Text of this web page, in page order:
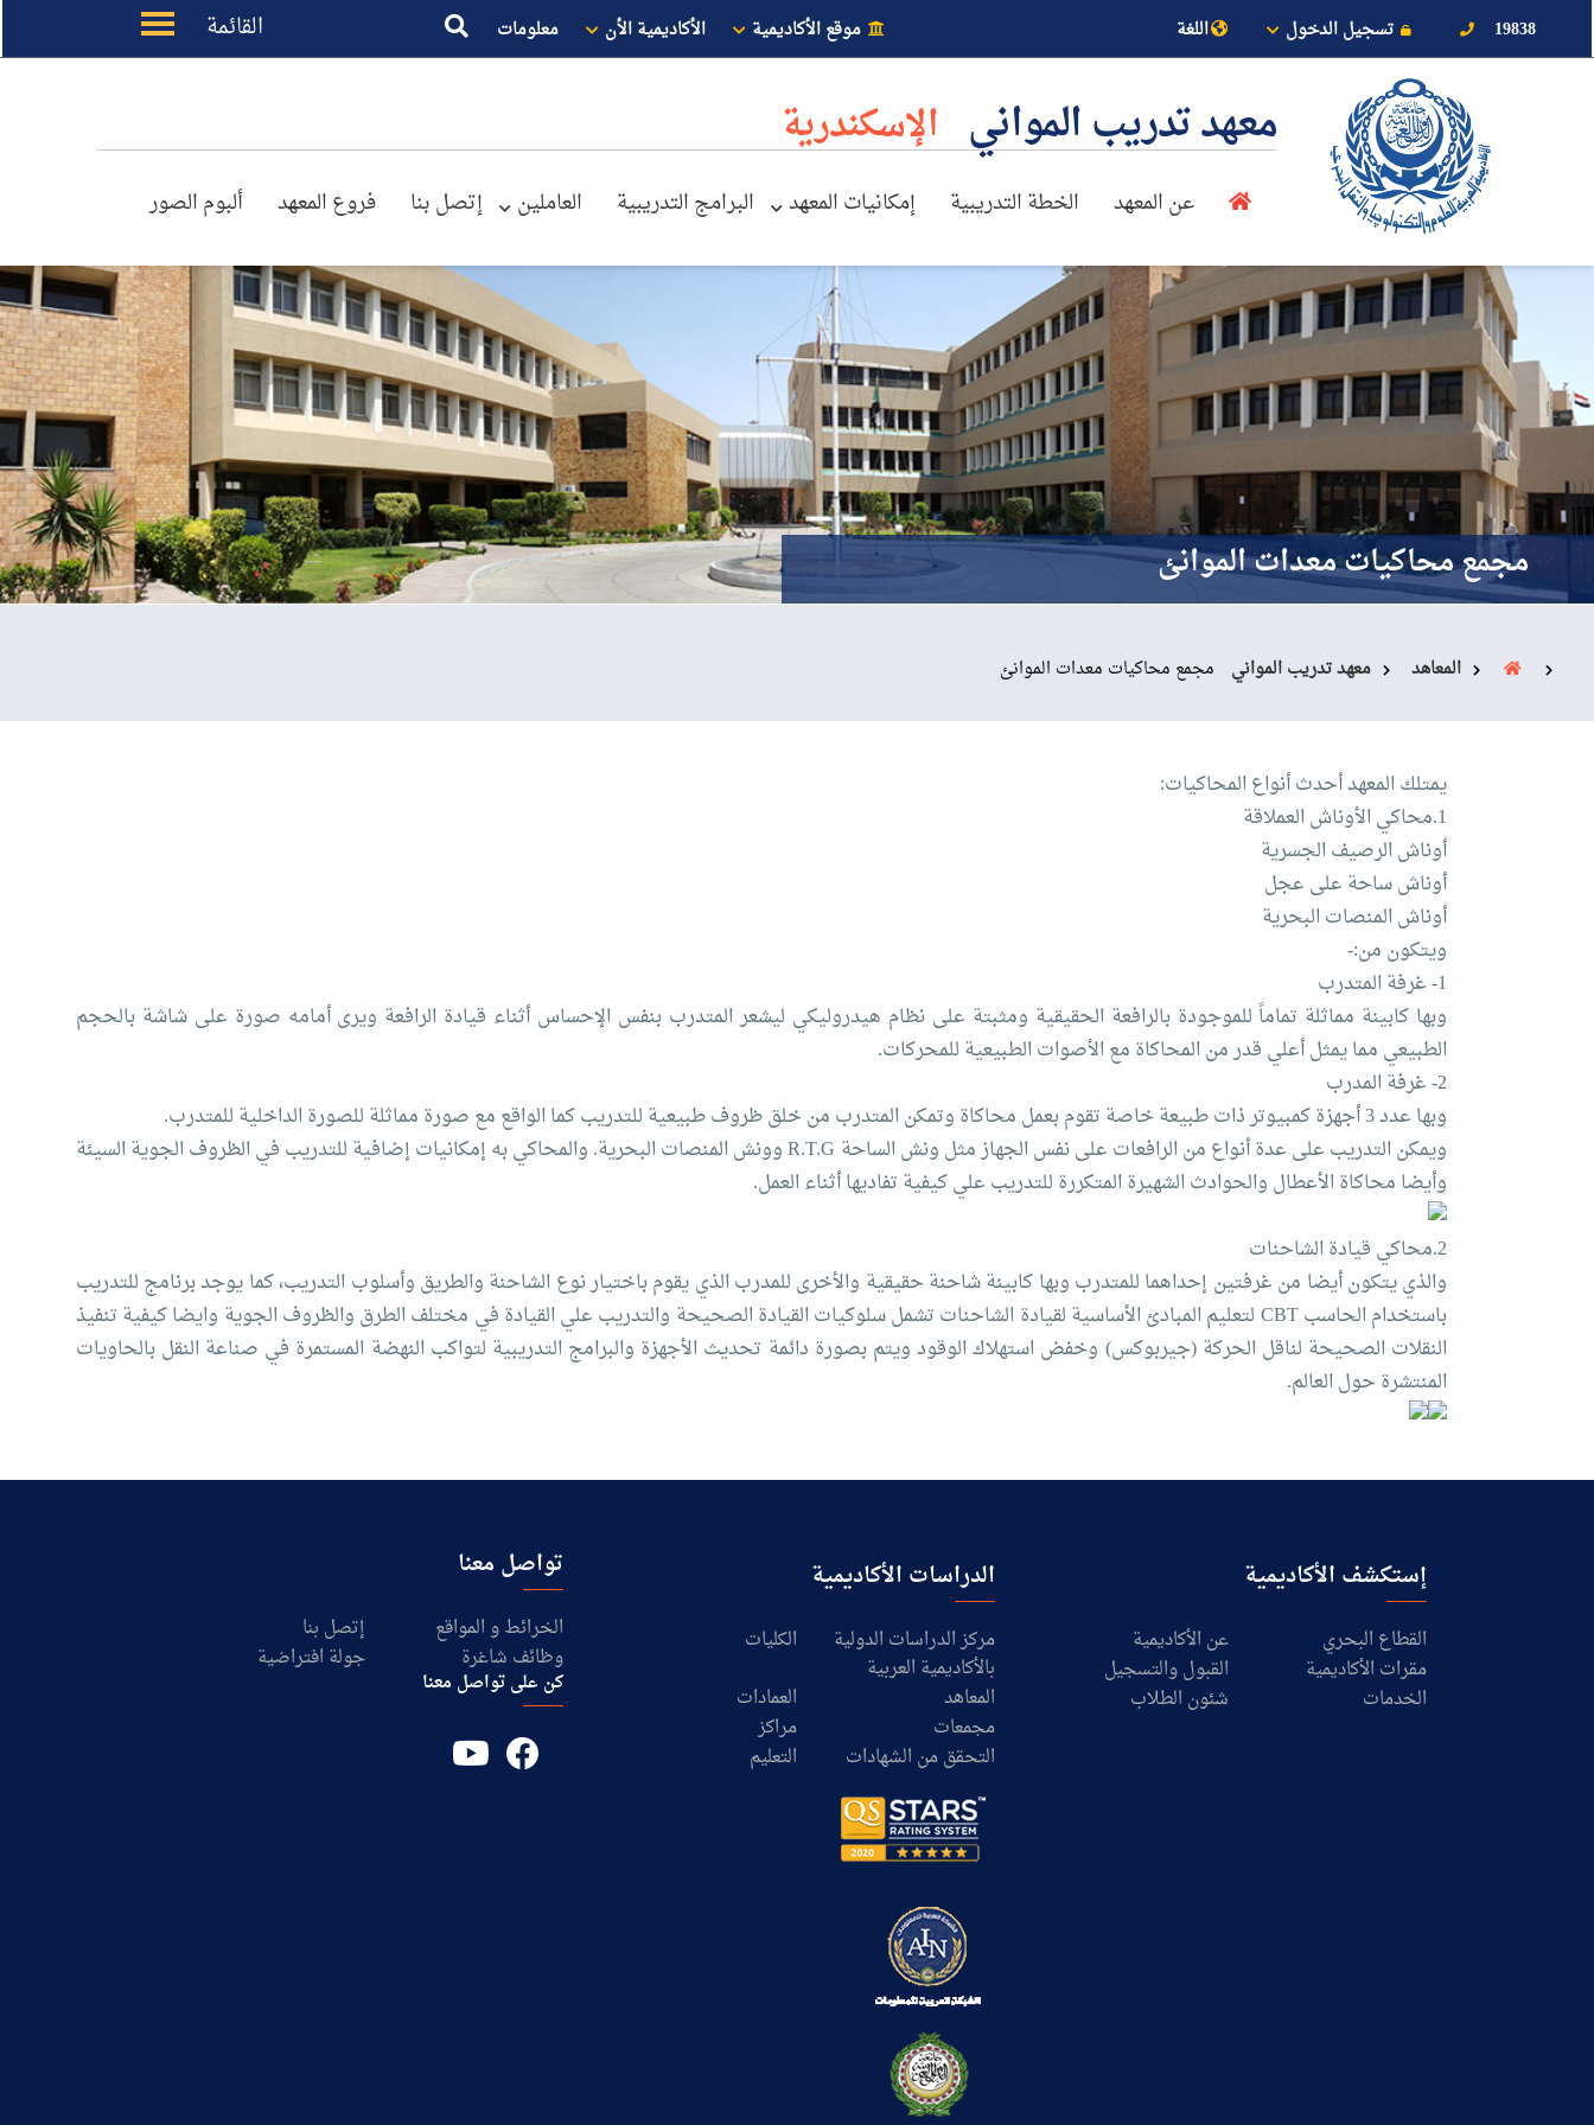
19838 تسجيل الدخول اللغة موقع الأكاديمية الأكاديمية الأن معلومات القائمة
عن الأكاديمية
النقل البحري
القبول والتسجيل
الدراسات الأكاديمية
طلبة الأكاديمية
البحث العلمي
التدريب والخدمة
المجتمعية
الإستشارات
معهد تدريب المواني الإسكندرية
عن المعهد الخطة التدريبية إمكانيات المعهد البرامج التدريبية العاملين إتصل بنا فروع المعهد ألبوم الصور
مجمع محاكيات معدات الموانئ
المعاهد معهد تدريب المواني مجمع محاكيات معدات الموانئ
يمتلك المعهد أحدث أنواع المحاكيات:
1.محاكي الأوناش العملاقة
أوناش الرصيف الجسرية
أوناش ساحة على عجل
أوناش المنصات البحرية
ويتكون من:-
1- غرفة المتدرب
وبها كابينة مماثلة تماماً للموجودة بالرافعة الحقيقية ومثبتة على نظام هيدروليكي ليشعر المتدرب بنفس الإحساس أثناء قيادة الرافعة ويرى أمامه صورة على شاشة بالحجم
الطبيعي مما يمثل أعلي قدر من المحاكاة مع الأصوات الطبيعية للمحركات.
2- غرفة المدرب
وبها عدد 3 أجهزة كمبيوتر ذات طبيعة خاصة تقوم بعمل محاكاة وتمكن المتدرب من خلق ظروف طبيعية للتدريب كما الواقع مع صورة مماثلة للصورة الداخلية للمتدرب.
ويمكن التدريب على عدة أنواع من الرافعات على نفس الجهاز مثل ونش الساحة R.T.G وونش المنصات البحرية. والمحاكي به إمكانيات إضافية للتدريب في الظروف الجوية السيئة
وأيضا محاكاة الأعطال والحوادث الشهيرة المتكررة للتدريب علي كيفية تفاديها أثناء العمل.
2.محاكي قيادة الشاحنات
والذي يتكون أيضا من غرفتين إحداهما للمتدرب وبها كابينة شاحنة حقيقية والأخرى للمدرب الذي يقوم باختيار نوع الشاحنة والطريق وأسلوب التدريب، كما يوجد برنامج للتدريب
باستخدام الحاسب CBT لتعليم المبادئ الأساسية لقيادة الشاحنات تشمل سلوكيات القيادة الصحيحة والتدريب علي القيادة في مختلف الطرق والظروف الجوية وايضا كيفية تنفيذ
النقلات الصحيحة لناقل الحركة (جيربوكس) وخفض استهلاك الوقود ويتم بصورة دائمة تحديث الأجهزة والبرامج التدريبية لتواكب النهضة المستمرة في صناعة النقل بالحاويات
المنتشرة حول العالم.
إستكشف الأكاديمية
عن الأكاديمية
القطاع البحري
القبول والتسجيل
مقرات الأكاديمية
شئون الطلاب
الخدمات
الدراسات الأكاديمية
الكليات
مركز الدراسات الدولية
بالأكاديمية العربية
العمادات
المعاهد
مراكز
مجمعات
التعليم
التحقق من الشهادات
تواصل معنا
إتصل بنا
الخرائط و المواقع
جولة افتراضية
وظائف شاغرة
كن على تواصل معنا